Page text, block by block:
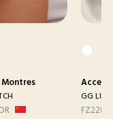
Montres
GG
FZ2282